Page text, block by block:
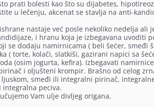
prati bolesti kao što su dijabetes,
u lečenju, akcenat se stavlja na anti-
nastaje već posle nekoliko nedelja ali
i hranu koja je izbegavana uvoditi
se dodaju namirnicama ( beli šećer, smeđi
( torte, kolači, slatkiši, gazirani napici sa
(osim jogurta, kefira). Izbegavati
i oljušteni krompir. Brašno od celog
smeđi ili integralni pirinač,
integralna peciva.
Vam ulje divljeg origana.